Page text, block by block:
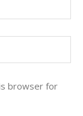
browser for